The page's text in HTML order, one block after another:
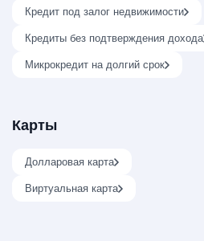
Кредит под залог недвижимости
Кредиты без подтверждения дохода
Микрокредит на долгий срок
Карты
Долларовая карта
Виртуальная карта